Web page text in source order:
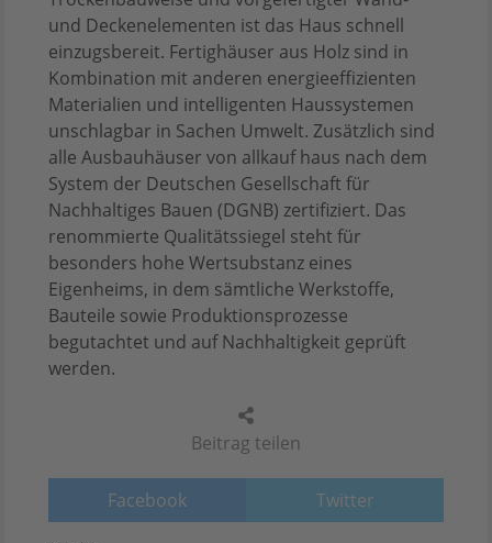
Beitrag teilen
Facebook Twitter
und Deckenelementen ist das Haus schnell
einzugsbereit. Fertighäuser aus Holz sind in
Kombination mit anderen energieeffizienten
Materialien und intelligenten Haussystemen
unschlagbar in Sachen Umwelt. Zusätzlich sind
alle Ausbauhäuser von allkauf haus nach dem
System der Deutschen Gesellschaft für
Nachhaltiges Bauen (DGNB) zertifiziert. Das
renommierte Qualitätssiegel steht für
besonders hohe Wertsubstanz eines
Eigenheims, in dem sämtliche Werkstoffe,
Bauteile sowie Produktionsprozesse
begutachtet und auf Nachhaltigkeit geprüft
werden.